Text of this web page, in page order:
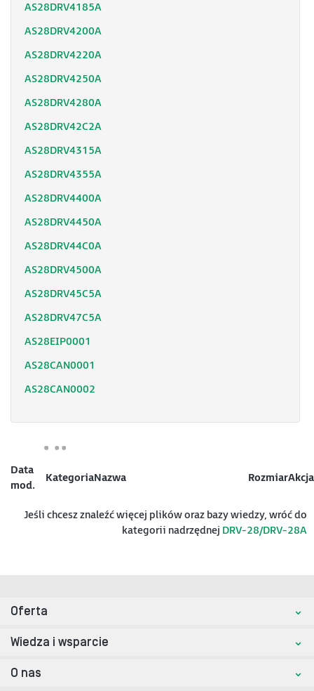
AS28DRV4185A
AS28DRV4200A
AS28DRV4220A
AS28DRV4250A
AS28DRV4280A
AS28DRV42C2A
AS28DRV4315A
AS28DRV4355A
AS28DRV4400A
AS28DRV4450A
AS28DRV44C0A
AS28DRV4500A
AS28DRV45C5A
AS28DRV47C5A
AS28EIP0001
AS28CAN0001
AS28CAN0002
Data
mod.
KategoriaNazwa RozmiarAkcja
Jeśli chcesz znaleźć więcej plików oraz bazy wiedzy, wróć do
kategorii nadrzędnej DRV-28/DRV-28A
Oferta
Wiedza i wsparcie
O nas